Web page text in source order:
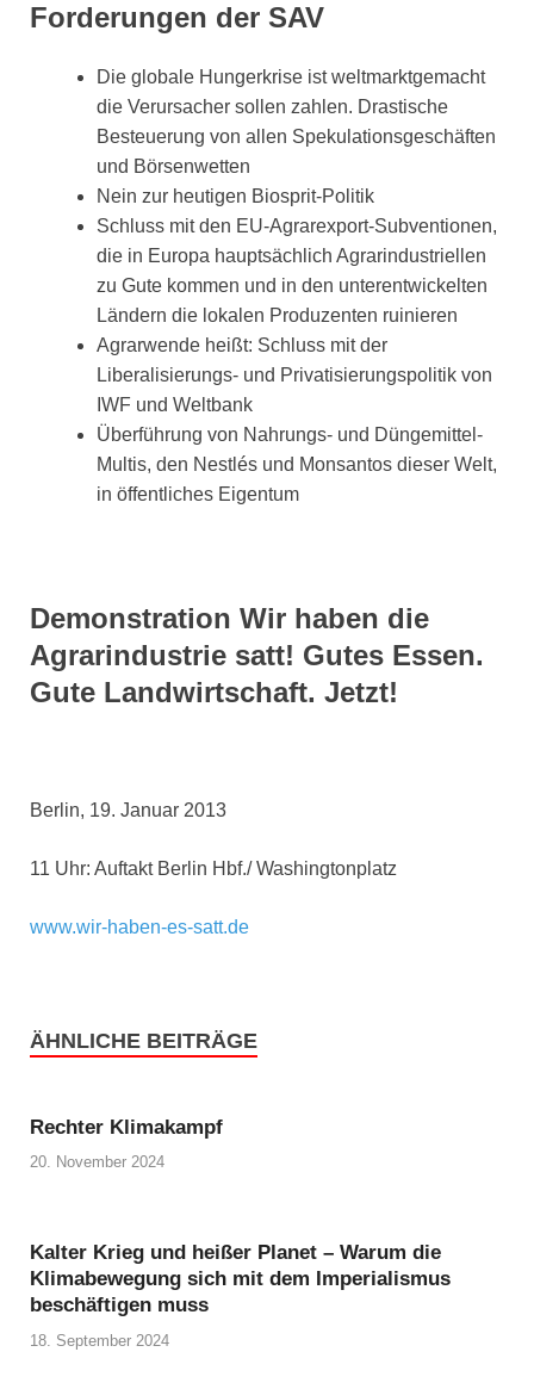
Forderungen der SAV
Die globale Hungerkrise ist weltmarktgemacht 
die Verursacher sollen zahlen. Drastische
Besteuerung von allen Spekulationsgeschäften
und Börsenwetten
Nein zur heutigen Biosprit-Politik
Schluss mit den EU-Agrarexport-Subventionen,
die in Europa hauptsächlich Agrarindustriellen
zu Gute kommen und in den unterentwickelten
Ländern die lokalen Produzenten ruinieren
Agrarwende heißt: Schluss mit der
Liberalisierungs- und Privatisierungspolitik von
IWF und Weltbank
Überführung von Nahrungs- und Düngemittel-
Multis, den Nestlés und Monsantos dieser Welt,
in öffentliches Eigentum
Demonstration Wir haben die
Agrarindustrie satt! Gutes Essen.
Gute Landwirtschaft. Jetzt!
Berlin, 19. Januar 2013
11 Uhr: Auftakt Berlin Hbf./ Washingtonplatz
www.wir-haben-es-satt.de
ÄHNLICHE BEITRÄGE
Rechter Klimakampf
20. November 2024
Kalter Krieg und heißer Planet – Warum die
Klimabewegung sich mit dem Imperialismus
beschäftigen muss
18. September 2024